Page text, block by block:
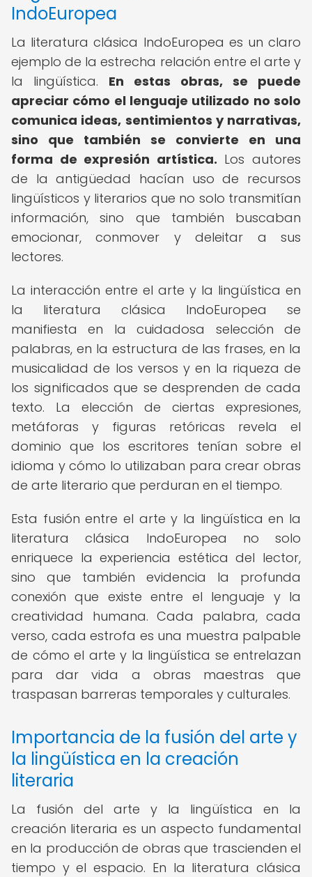
IndoEuropea
La literatura clásica IndoEuropea es un claro
ejemplo de la estrecha relación entre el arte y
la lingüística. En estas obras, se puede
apreciar cómo el lenguaje utilizado no solo
comunica ideas, sentimientos y narrativas,
sino que también se convierte en una
forma de expresión artística. Los autores
de la antigüedad hacían uso de recursos
lingüísticos y literarios que no solo transmitían
información, sino que también buscaban
emocionar, conmover y deleitar a sus
lectores.
La interacción entre el arte y la lingüística en
la literatura clásica IndoEuropea se
manifiesta en la cuidadosa selección de
palabras, en la estructura de las frases, en la
musicalidad de los versos y en la riqueza de
los significados que se desprenden de cada
texto. La elección de ciertas expresiones,
metáforas y figuras retóricas revela el
dominio que los escritores tenían sobre el
idioma y cómo lo utilizaban para crear obras
de arte literario que perduran en el tiempo.
Esta fusión entre el arte y la lingüística en la
literatura clásica IndoEuropea no solo
enriquece la experiencia estética del lector,
sino que también evidencia la profunda
conexión que existe entre el lenguaje y la
creatividad humana. Cada palabra, cada
verso, cada estrofa es una muestra palpable
de cómo el arte y la lingüística se entrelazan
para dar vida a obras maestras que
traspasan barreras temporales y culturales.
Importancia de la fusión del arte y
la lingüística en la creación
literaria
La fusión del arte y la lingüística en la
creación literaria es un aspecto fundamental
en la producción de obras que trascienden el
tiempo y el espacio. En la literatura clásica